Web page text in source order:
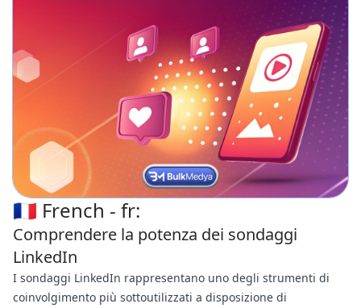
🇫🇷 French - fr:
Comprendere la potenza dei sondaggi
LinkedIn
I sondaggi LinkedIn rappresentano uno degli strumenti di
coinvolgimento più sottoutilizzati a disposizione di